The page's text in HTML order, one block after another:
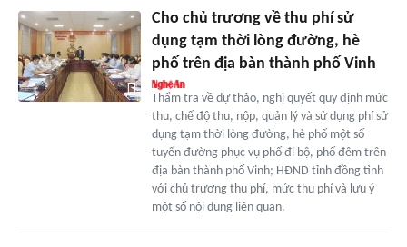
Cho chủ trương về thu phí sử
dụng tạm thời lòng đường, hè
phố trên địa bàn thành phố Vinh
Thẩm tra về dự thảo, nghị quyết quy định mức
thu, chế độ thu, nộp, quản lý và sử dụng phí sử
dụng tạm thời lòng đường, hè phố một số
tuyến đường phục vụ phố đi bộ, phố đêm trên
địa bàn thành phố Vinh; HĐND tỉnh đồng tình
với chủ trương thu phí, mức thu phí và lưu ý
một số nội dung liên quan.